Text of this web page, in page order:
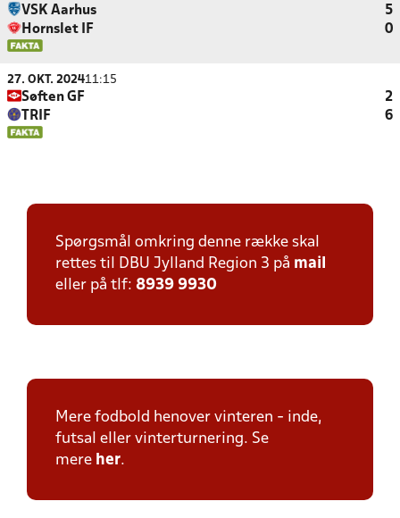
VSK Aarhus
5
Hornslet IF
0
27. OKT. 202411:15
Søften GF
2
TRIF
6
Spørgsmål omkring denne række skal
rettes til DBU Jylland Region 3 på mail
eller på tlf: 8939 9930
Mere fodbold henover vinteren - inde,
futsal eller vinterturnering. Se
mere her.